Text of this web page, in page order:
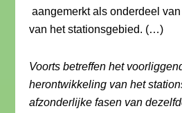
aangemerkt als onderdeel
van het stationsgebied. (…)
Voorts betreffen het
herontwikkeling van het
afzonderlijke fasen van